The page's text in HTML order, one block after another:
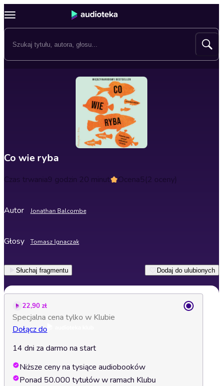
Co wie ryba
Czas trwania9 godzin 20 minut Ocena5(2 oceny)
Autor Jonathan Balcombe
Głosy Tomasz Ignaczak
Słuchaj fragmentu Dodaj do ulubionych
22,90 zł
Specjalna cena tylko w Klubie
Dołącz do
14 dni za darmo na start
Niższe ceny na tysiące audiobooków
Ponad 50.000 tytułów w ramach Klubu